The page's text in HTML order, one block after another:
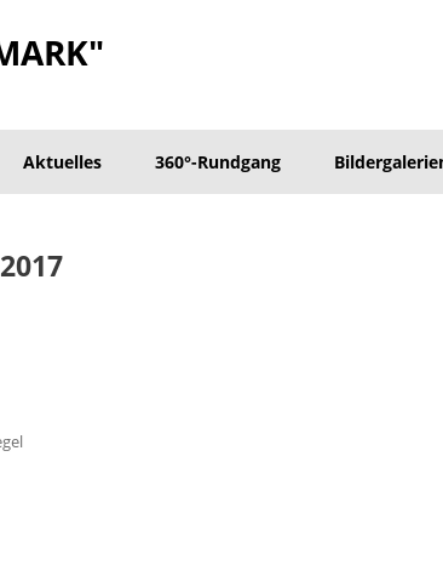
Aktuelles 360°-Rundgang